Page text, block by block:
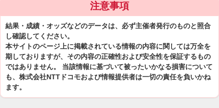
注意事項
結果・成績・オッズなどのデータは、必ず主催者発行のものと照合
し確認してください。
本サイトのページ上に掲載されている情報の内容に関しては万全を
期しておりますが、その内容の正確性および安全性を保証するもの
ではありません。 当該情報に基づいて被ったいかなる損害について
も、株式会社NTTドコモおよび情報提供者は一切の責任を負いかね
ます。